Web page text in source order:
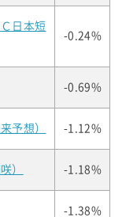
日本短
-0.24%
-0.69%
予想） -1.12%
） -1.18%
-1.38%